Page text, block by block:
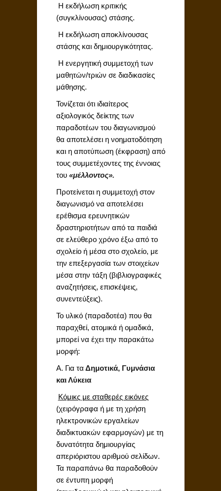
 Η εκδήλωση κριτικής
(συγκλίνουσας) στάσης.
 Η εκδήλωση αποκλίνουσας
στάσης και δημιουργικότητας.
 Η ενεργητική συμμετοχή των
μαθητών/τριών σε διαδικασίες
μάθησης.
Τονίζεται ότι ιδιαίτερος
αξιολογικός δείκτης των
παραδοτέων του διαγωνισμού
θα αποτελέσει η νοηματοδότηση
και η αποτύπωση (έκφραση) από
τους συμμετέχοντες της έννοιας
του «μέλλοντος».
Προτείνεται η συμμετοχή στον
διαγωνισμό να αποτελέσει
ερέθισμα ερευνητικών
δραστηριοτήτων από τα παιδιά
σε ελεύθερο χρόνο έξω από το
σχολείο ή μέσα στο σχολείο, με
την επεξεργασία των στοιχείων
μέσα στην τάξη (βιβλιογραφικές
αναζητήσεις, επισκέψεις,
συνεντεύξεις).
Το υλικό (παραδοτέα) που θα
παραχθεί, ατομικά ή ομαδικά,
μπορεί να έχει την παρακάτω
μορφή:
Α. Για τα Δημοτικά, Γυμνάσια
και Λύκεια
Κόμικς με σταθερές εικόνες
(χειρόγραφα ή με τη χρήση
ηλεκτρονικών εργαλείων
διαδικτυακών εφαρμογών) με τη
δυνατότητα δημιουργίας
απεριόριστου αριθμού σελίδων.
Τα παραπάνω θα παραδοθούν
σε έντυπη μορφή